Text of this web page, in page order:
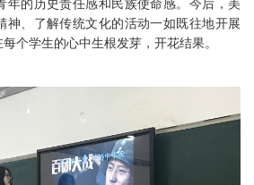
年的历史责任感和民族使命感。今后，美
神、了解传统文化的活动一如既往地开展
个学生的心中生根发芽，开花结果。